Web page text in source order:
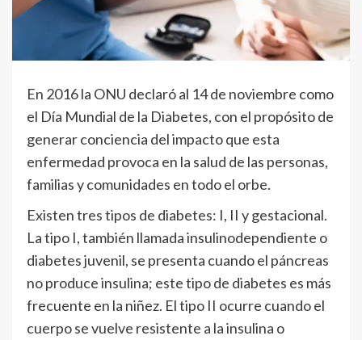
En 2016 la ONU declaró al 14 de noviembre como
el Día Mundial de la Diabetes, con el propósito de
generar conciencia del impacto que esta
enfermedad provoca en la salud de las personas,
familias y comunidades en todo el orbe.
Existen tres tipos de diabetes: I, II y gestacional.
La tipo I, también llamada insulinodependiente o
diabetes juvenil, se presenta cuando el páncreas
no produce insulina; este tipo de diabetes es más
frecuente en la niñez. El tipo II ocurre cuando el
cuerpo se vuelve resistente a la insulina o